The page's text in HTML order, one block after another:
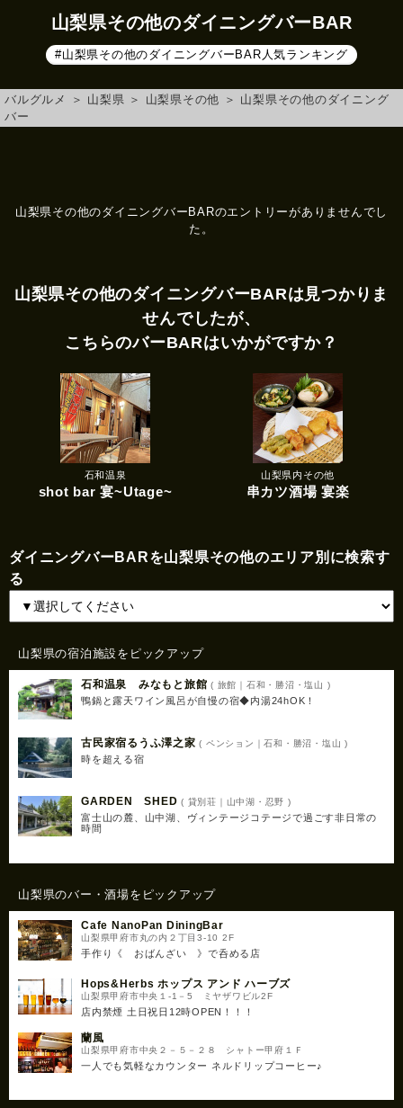
山梨県その他のダイニングバーBAR
#山梨県その他のダイニングバーBAR人気ランキング
バルグルメ ＞ 山梨県 ＞ 山梨県その他 ＞ 山梨県その他のダイニング
バー
山梨県その他のダイニングバーBARのエントリーがありませんでし
た。
山梨県その他のダイニングバーBARは見つかりま
せんでしたが、
こちらのバーBARはいかがですか？
石和温泉
shot bar 宴~Utage~
山梨県内その他
串カツ酒場 宴楽
ダイニングバーBARを山梨県その他のエリア別に検索す
る
山梨県の宿泊施設をピックアップ
石和温泉 みなもと旅館 ( 旅館｜石和・勝沼・塩山 )
鴨鍋と露天ワイン風呂が自慢の宿◆内湯24hOK！
古民家宿るうふ澤之家 ( ペンション｜石和・勝沼・塩山 )
時を超える宿
GARDEN SHED ( 貸別荘｜山中湖・忍野 )
富士山の麓、山中湖、ヴィンテージコテージで過ごす非日常の
時間
山梨県のバー・酒場をピックアップ
Cafe NanoPan DiningBar
山梨県甲府市丸の内２丁目3-10 2F
手作り《 おばんざい 》で呑める店
Hops&Herbs ホップス アンド ハーブズ
山梨県甲府市中央１-1－5 ミヤザワビル2F
店内禁煙 土日祝日12時OPEN！！！
蘭風
山梨県甲府市中央２－５－２８ シャトー甲府１Ｆ
一人でも気軽なカウンター ネルドリップコーヒー♪